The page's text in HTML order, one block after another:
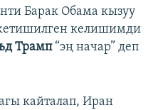
Барак Обама кызуу
келишимди
Трамп“эң начар” деп
кайталап, Иран